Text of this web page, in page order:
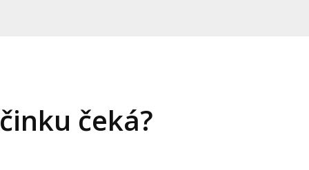
čeká?